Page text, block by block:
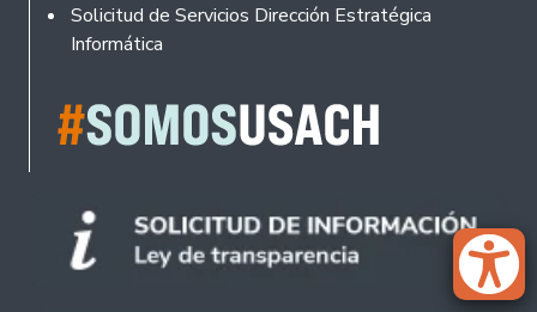
Solicitud de Servicios Dirección Estratégica
Informática